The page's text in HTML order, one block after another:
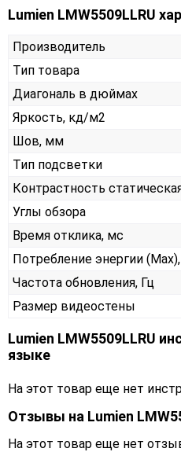
Lumien LMW5509LLRU
Производитель
Тип товара
Диагональ в дюймах
Яркость, кд/м2
Шов, мм
Тип подсветки
Контрастность
Углы обзора
Время отклика, мс
Потребление энергии
Частота обновления, Гц
Размер видеостены
Lumien LMW5509LLRU
языке
На этот товар еще нет
Отзывы на Lumien
На этот товар еще нет